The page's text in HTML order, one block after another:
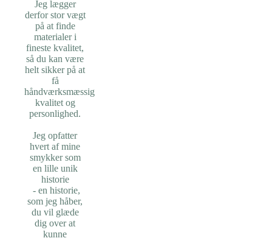
Jeg lægger
derfor stor vægt
på at finde
materialer i
fineste kvalitet,
så du kan være
helt sikker på at
få
håndværksmæssig
kvalitet og
personlighed.
Jeg opfatter
hvert af mine
smykker som
en lille unik
historie
- en historie,
som jeg håber,
du vil glæde
dig over at
kunne